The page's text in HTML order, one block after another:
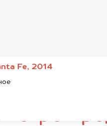
Fe, 2014